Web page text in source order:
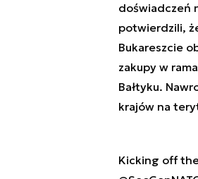
doświadczeń
potwierdzili,
Bukareszcie
zakupy w
Bałtyku.
krajów na
Kicking off